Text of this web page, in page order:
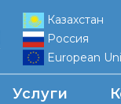
Казахстан
Россия
European
Услуги